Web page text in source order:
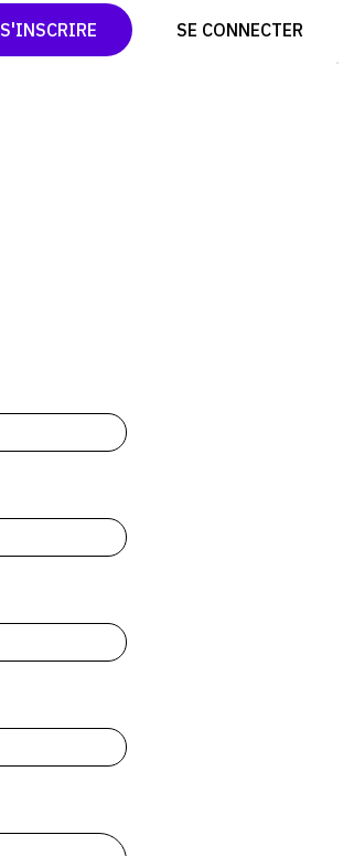
S'INSCRIRE SE CONNECTER
TWITTER
PINTEREST